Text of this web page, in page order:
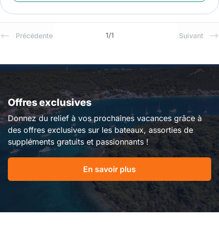
Précédente 1/1 Suivant
Offres exclusives
Donnez du relief à vos prochaines vacances grâce à
des offres exclusives sur les bateaux, assorties de
suppléments gratuits et passionnants !
En savoir plus